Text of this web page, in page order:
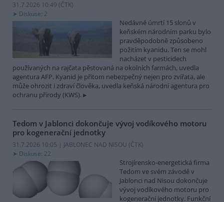
31.7.2026 10:49 (ČTK)
Diskuse: 2
Nedávné úmrtí 15 slonů v
keňském národním parku bylo
pravděpodobně způsobeno
požitím kyanidu. Ten se mohl
nacházet v pesticidech
používaných na rajčata pěstovaná na okolních farmách, uvedla
agentura AFP. Kyanid je přitom nebezpečný nejen pro zvířata, ale
může ohrozit i zdraví člověka, uvedla keňská národní agentura pro
ochranu přírody (KWS).
Tedom v Jablonci dokončuje vývoj vodíkového motoru
pro kogenerační jednotky
31.7.2026 10:05 | JABLONEC NAD NISOU (ČTK)
Diskuse: 22
Strojírensko-energetická firma
Tedom ve svém závodě v
Jablonci nad Nisou dokončuje
vývoj vodíkového motoru pro
kogenerační jednotky. Funkční